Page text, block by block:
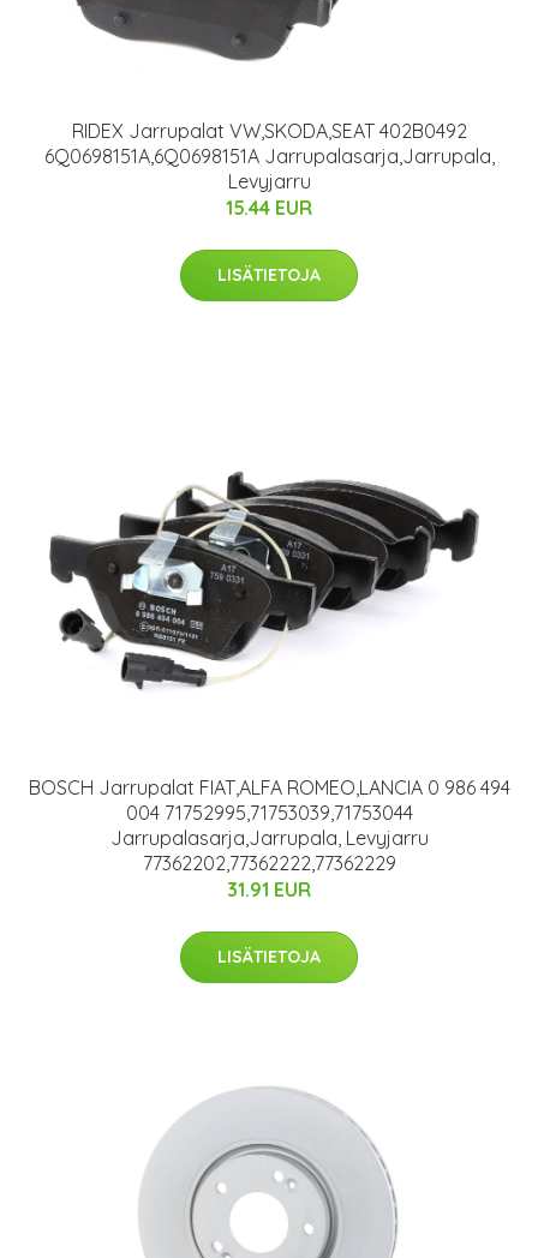
RIDEX Jarrupalat VW,SKODA,SEAT 402B0492
6Q0698151A,6Q0698151A Jarrupalasarja,Jarrupala,
Levyjarru
15.44 EUR
LISÄTIETOJA
BOSCH Jarrupalat FIAT,ALFA ROMEO,LANCIA 0 986 494
004 71752995,71753039,71753044
Jarrupalasarja,Jarrupala, Levyjarru
77362202,77362222,77362229
31.91 EUR
LISÄTIETOJA